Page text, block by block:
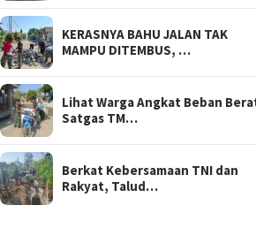
KERASNYA BAHU JALAN TAK
MAMPU DITEMBUS, …
Lihat Warga Angkat Beban
Satgas TM…
Berkat Kebersamaan TNI dan
Rakyat, Talud…